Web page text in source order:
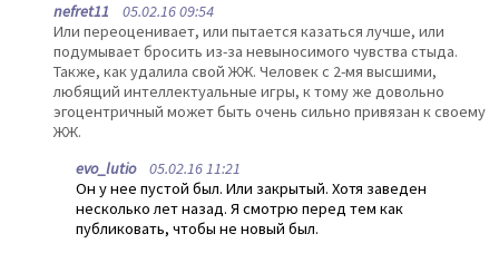
nefret11 05.02.16 09:54
Или переоценивает, или пытается казаться лучше, или
подумывает бросить из-за невыносимого чувства стыда.
Также, как удалила свой ЖЖ. Человек с 2-мя высшими,
любящий интеллектуальные игры, к тому же довольно
эгоцентричный может быть очень сильно привязан к своему
ЖЖ.
evo_lutio05.02.16 11:21
Он у нее пустой был. Или закрытый. Хотя заведен
несколько лет назад. Я смотрю перед тем как
публиковать, чтобы не новый был.